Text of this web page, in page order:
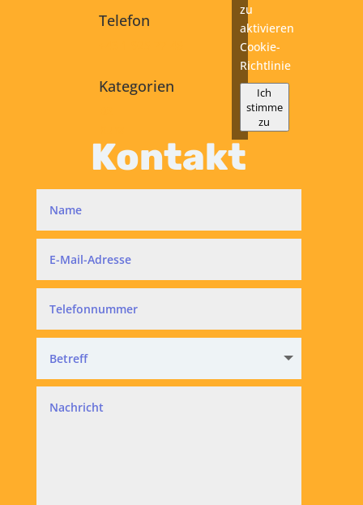
Telefon
Kategorien
zu
aktivieren
Cookie-
Richtlinie
Ich
stimme
zu
Kontakt